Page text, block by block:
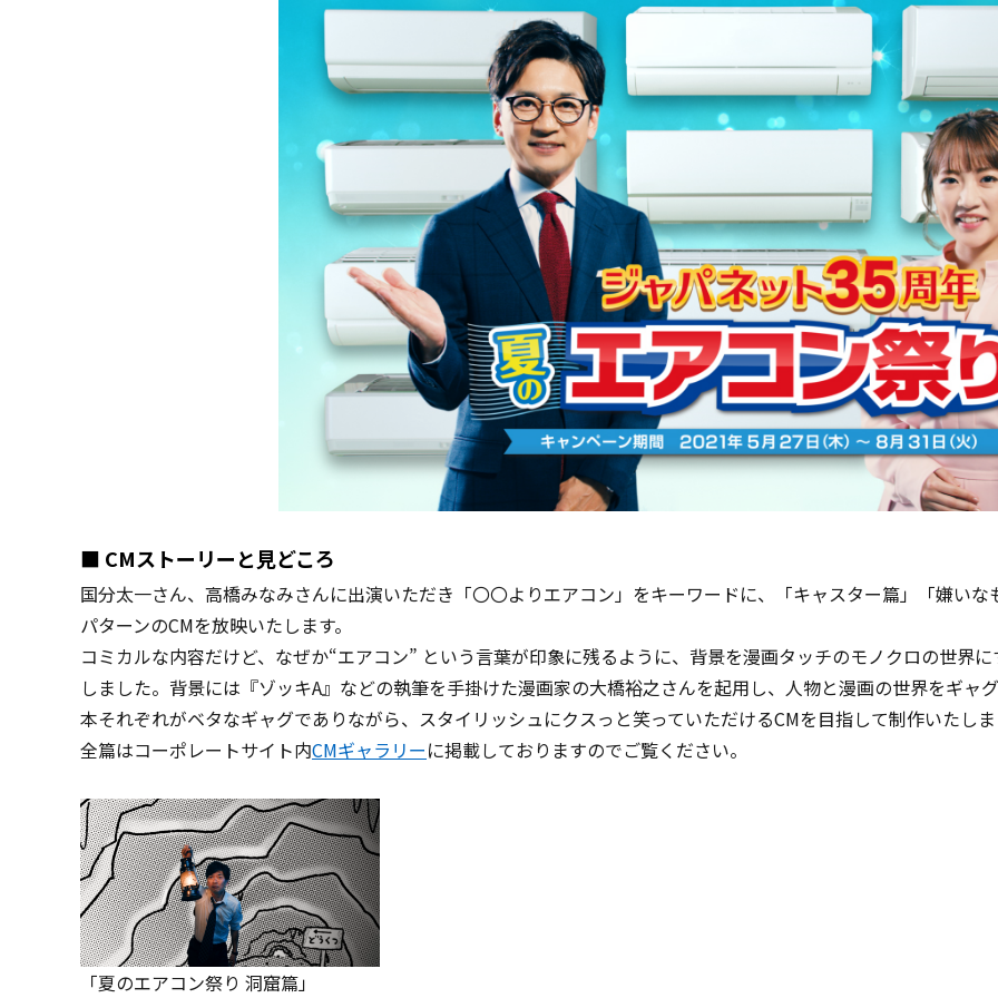
■ CMストーリーと見どころ
国分太一さん、高橋みなみさんに出演いただき「〇〇よりエアコン」をキーワードに、「キャスター篇」「嫌い
パターンのCMを放映いたします。
コミカルな内容だけど、なぜか“エアコン” という言葉が印象に残るように、背景を漫画タッチのモノクロの世界
しました。背景には『ゾッキA』などの執筆を手掛けた漫画家の大橋裕之さんを起用し、人物と漫画の世界をギャ
本それぞれがベタなギャグでありながら、スタイリッシュにクスっと笑っていただけるCMを目指して制作いたし
全篇はコーポレートサイト内CMギャラリーに掲載しておりますのでご覧ください。
「夏のエアコン祭り 洞窟篇」